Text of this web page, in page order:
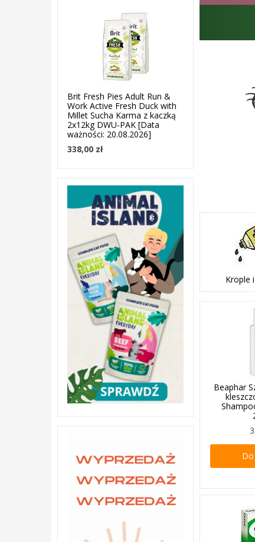
Krople
Beaphar
Brit Fresh Pies Adult Run &
Work Active Fresh Duck with
Millet Sucha Karma z kaczką
2x12kg DWU-PAK [Data
ważności: 20.08.2026]
338,00 zł